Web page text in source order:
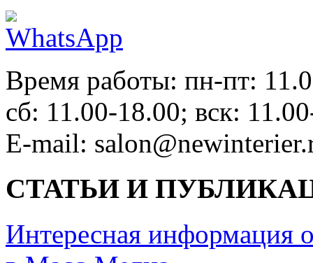
Время работы: пн-пт:
сб: 11.00-18.00; вск:
E-mail:
СТАТЬИ И
Интересная информация